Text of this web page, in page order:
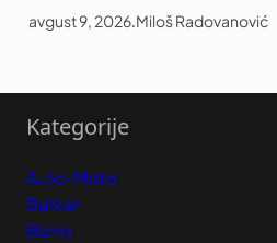
avgust 9, 2026.Miloš Radovanović
Kategorije
Auto-Moto
Balkan
Biznis